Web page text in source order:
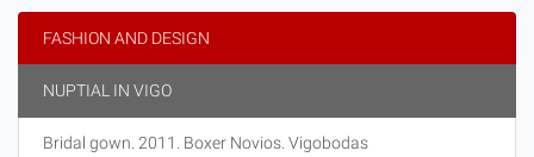
FASHION AND DESIGN
NUPTIAL IN VIGO
Bridal gown. 2011. Boxer Novios. Vigobodas